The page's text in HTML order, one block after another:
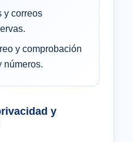
y correos
y comprobación
números.
y